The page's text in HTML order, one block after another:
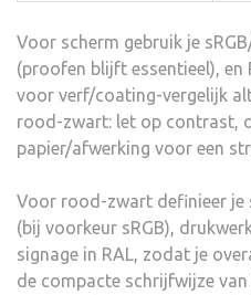
Voor scherm gebruik je
(proofen blijft essentieel), en
voor verf/coating-vergelijk
rood-zwart: let op contrast,
papier/afwerking voor een
Voor rood-zwart definieer je
(bij voorkeur sRGB),
signage in RAL, zodat je
de compacte schrijfwijze